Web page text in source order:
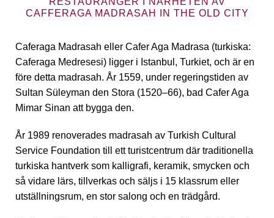
CAFFERAGA MADRASAH IN THE OLD CITY
Caferaga Madrasah eller Cafer Aga Madrasa (turkiska:
Caferaga Medresesi) ligger i Istanbul, Turkiet, och är en
före detta madrasah. År 1559, under regeringstiden av
Sultan Süleyman den Stora (1520–66), bad Cafer Aga
Mimar Sinan att bygga den.
År 1989 renoverades madrasah av Turkish Cultural
Service Foundation till ett turistcentrum där traditionella
turkiska hantverk som kalligrafi, keramik, smycken och
så vidare lärs, tillverkas och säljs i 15 klassrum eller
utställningsrum, en stor salong och en trädgård.